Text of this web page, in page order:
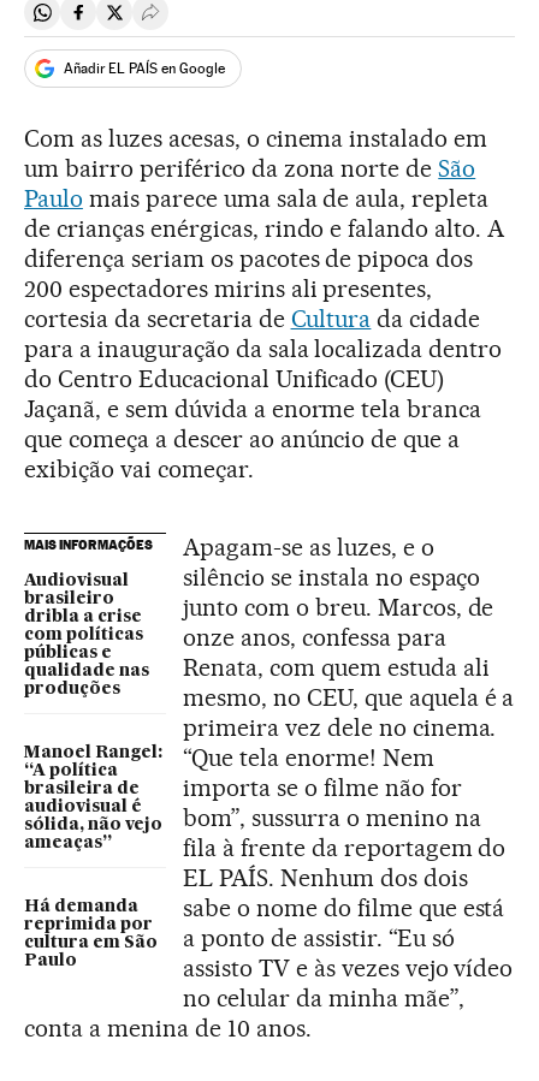
Compartir en Whatsapp
Compartir en Facebook
Compartir en Twitter
Desplegar Redes Sociales
Añadir EL PAÍS en Google
Com as luzes acesas, o cinema instalado em
um bairro periférico da zona norte deSão
Paulo mais parece uma sala de aula, repleta
de crianças enérgicas, rindo e falando alto. A
diferença seriam os pacotes de pipoca dos
200 espectadores mirins ali presentes,
cortesia da secretaria de Cultura da cidade
para a inauguração da sala localizada dentro
do Centro Educacional Unificado (CEU)
Jaçanã, e sem dúvida a enorme tela branca
que começa a descer ao anúncio de que a
exibição vai começar.
MAIS INFORMAÇÕES
Audiovisual
brasileiro
dribla a crise
com políticas
públicas e
qualidade nas
produções
Manoel Rangel:
“A política
brasileira de
audiovisual é
sólida, não vejo
ameaças”
Há demanda
reprimida por
cultura em São
Paulo
Apagam-se as luzes, e o
silêncio se instala no espaço
junto com o breu. Marcos, de
onze anos, confessa para
Renata, com quem estuda ali
mesmo, no CEU, que aquela é a
primeira vez dele no cinema.
“Que tela enorme! Nem
importa se o filme não for
bom”, sussurra o menino na
fila à frente da reportagem do
EL PAÍS. Nenhum dos dois
sabe o nome do filme que está
a ponto de assistir. “Eu só
assisto TV e às vezes vejo vídeo
no celular da minha mãe”,
conta a menina de 10 anos.